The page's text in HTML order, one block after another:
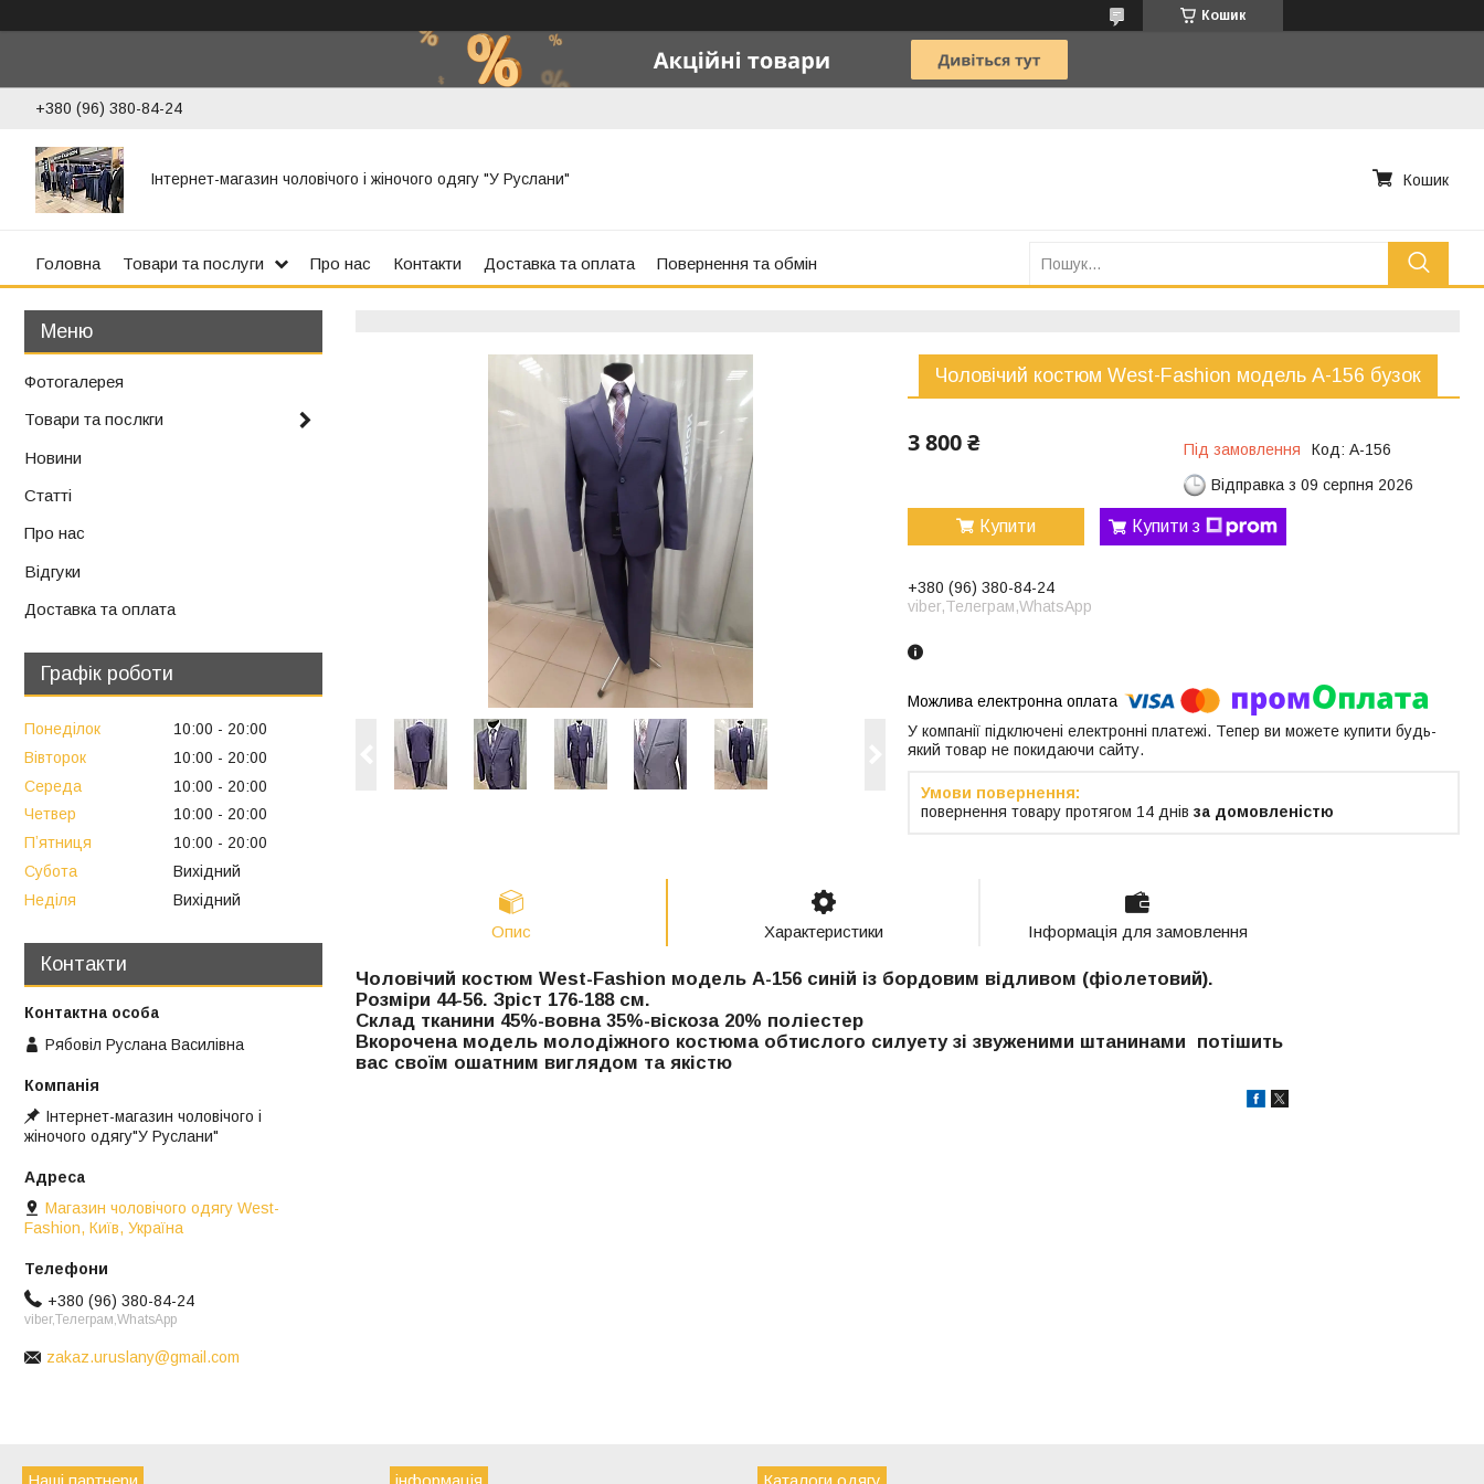
Кошик
+380 (96) 380-84-24
Інтернет-магазин чоловічого і жіночого одягу "У Руслани" Кошик
Головна Товари та послуги Про нас Контакти Доставка та оплата Повернення та обмін
Чоловічий костюм West-Fashion модель А-156 бузок
3 800 ₴ Під замовлення Код: А-156
Відправка з 09 серпня 2026
Купити Купити з
+380 (96) 380-84-24
viber,Телеграм,WhatsApp
У компанії підключені електронні платежі. Тепер ви можете купити будь-
який товар не покидаючи сайту.
повернення товару протягом 14 днів за домовленістю
Опис Характеристики Інформація для замовлення
Чоловічий костюм West-Fashion модель А-156 синій із бордовим відливом (фіолетовий).
Розміри 44-56. Зріст 176-188 см.
Склад тканини 45%-вовна 35%-віскоза 20% поліестер
Вкорочена модель молодіжного костюма обтислого силуету зі звуженими штанинами потішить
вас своїм ошатним виглядом та якістю
Фотогалерея
Товари та послкги
Новини
Статті
Про нас
Відгуки
Доставка та оплата
Графік роботи
Понеділок 10:00
20:00
Вівторок
10:00
20:00
Середа
10:00
20:00
Четвер
10:00
20:00
Пʼятниця
10:00
20:00
Субота
Вихідний
Неділя
Вихідний
Контакти
Рябовіл Руслана Василівна
Інтернет-магазин чоловічого і
жіночого одягу"У Руслани"
Магазин чоловічого одягу West-
Fashion, Київ, Україна
+380 (96) 380-84-24
viber,Телеграм,WhatsApp
zakaz.uruslany@gmail.com